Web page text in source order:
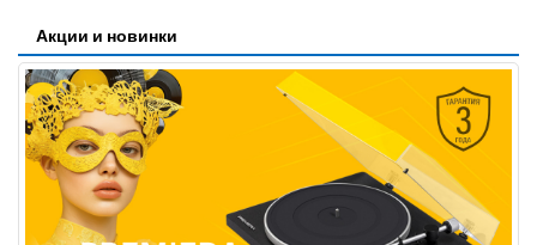
Акции и новинки